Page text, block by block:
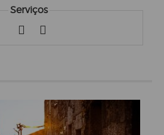
Serviços